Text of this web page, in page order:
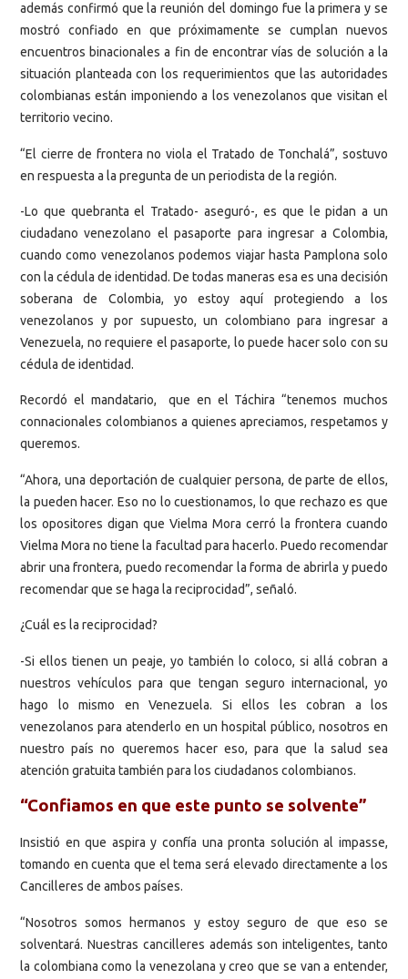
además confirmó que la reunión del domingo fue la primera y se
mostró confiado en que próximamente se cumplan nuevos
encuentros binacionales a fin de encontrar vías de solución a la
situación planteada con los requerimientos que las autoridades
colombianas están imponiendo a los venezolanos que visitan el
territorio vecino.
“El cierre de frontera no viola el Tratado de Tonchalá”, sostuvo
en respuesta a la pregunta de un periodista de la región.
-Lo que quebranta el Tratado- aseguró-, es que le pidan a un
ciudadano venezolano el pasaporte para ingresar a Colombia,
cuando como venezolanos podemos viajar hasta Pamplona solo
con la cédula de identidad. De todas maneras esa es una decisión
soberana de Colombia, yo estoy aquí protegiendo a los
venezolanos y por supuesto, un colombiano para ingresar a
Venezuela, no requiere el pasaporte, lo puede hacer solo con su
cédula de identidad.
Recordó el mandatario, que en el Táchira “tenemos muchos
connacionales colombianos a quienes apreciamos, respetamos y
queremos.
“Ahora, una deportación de cualquier persona, de parte de ellos,
la pueden hacer. Eso no lo cuestionamos, lo que rechazo es que
los opositores digan que Vielma Mora cerró la frontera cuando
Vielma Mora no tiene la facultad para hacerlo. Puedo recomendar
abrir una frontera, puedo recomendar la forma de abrirla y puedo
recomendar que se haga la reciprocidad”, señaló.
¿Cuál es la reciprocidad?
-Si ellos tienen un peaje, yo también lo coloco, si allá cobran a
nuestros vehículos para que tengan seguro internacional, yo
hago lo mismo en Venezuela. Si ellos les cobran a los
venezolanos para atenderlo en un hospital público, nosotros en
nuestro país no queremos hacer eso, para que la salud sea
atención gratuita también para los ciudadanos colombianos.
“Confiamos en que este punto se solvente”
Insistió en que aspira y confía una pronta solución al impasse,
tomando en cuenta que el tema será elevado directamente a los
Cancilleres de ambos países.
“Nosotros somos hermanos y estoy seguro de que eso se
solventará. Nuestras cancilleres además son inteligentes, tanto
la colombiana como la venezolana y creo que se van a entender,